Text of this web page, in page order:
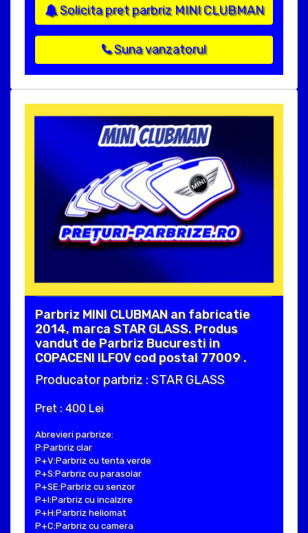
Solicita pret parbriz MINI CLUBMAN
Suna vanzatorul
Parbriz MINI CLUBMAN an fabricatie
2014, marca STAR GLASS. Produs
vandut de Parbriz Bucuresti in
COPACENI ILFOV cod postal 77009 .
Producator parbriz : STAR GLASS
Pret : 400 Lei
Abrevieri parbrize:
P:Parbriz clar
P+V:Parbriz cu tenta verde
P+S:Parbriz cu parasolar
P+SE:Parbriz cu senzor
P+I:Parbriz cu incalzire
P+H:Parbriz heliomat
P+C:Parbriz cu camera